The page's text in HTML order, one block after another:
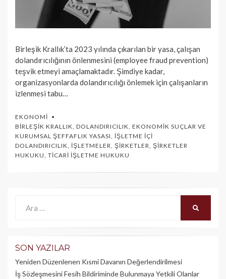
Birleşik Krallık’ta 2023 yılında çıkarılan bir yasa, çalışan
dolandırıcılığının önlenmesini (employee fraud prevention)
teşvik etmeyi amaçlamaktadır. Şimdiye kadar,
organizasyonlarda dolandırıcılığı önlemek için çalışanların
izlenmesi tabu…
EKONOMI
BIRLEŞIK KRALLIK, DOLANDIRICILIK, EKONOMIK SUÇLAR VE
KURUMSAL ŞEFFAFLIK YASASI, İŞLETME İÇI
DOLANDIRICILIK, İŞLETMELER, ŞIRKETLER, ŞIRKETLER
HUKUKU, TICARI İŞLETME HUKUKU
SON YAZILAR
Yeniden Düzenlenen Kısmi Davanın Değerlendirilmesi
İş Sözleşmesini Fesih Bildiriminde Bulunmaya Yetkili Olanlar